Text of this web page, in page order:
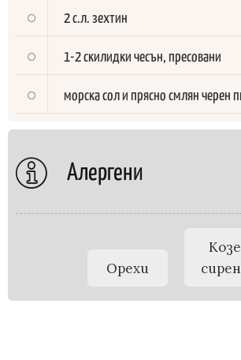
2 с.л. зехтин
1-2 скилидки чесън, пресовани
морска сол и прясно смлян черен
Алергени
Орехи
Козе